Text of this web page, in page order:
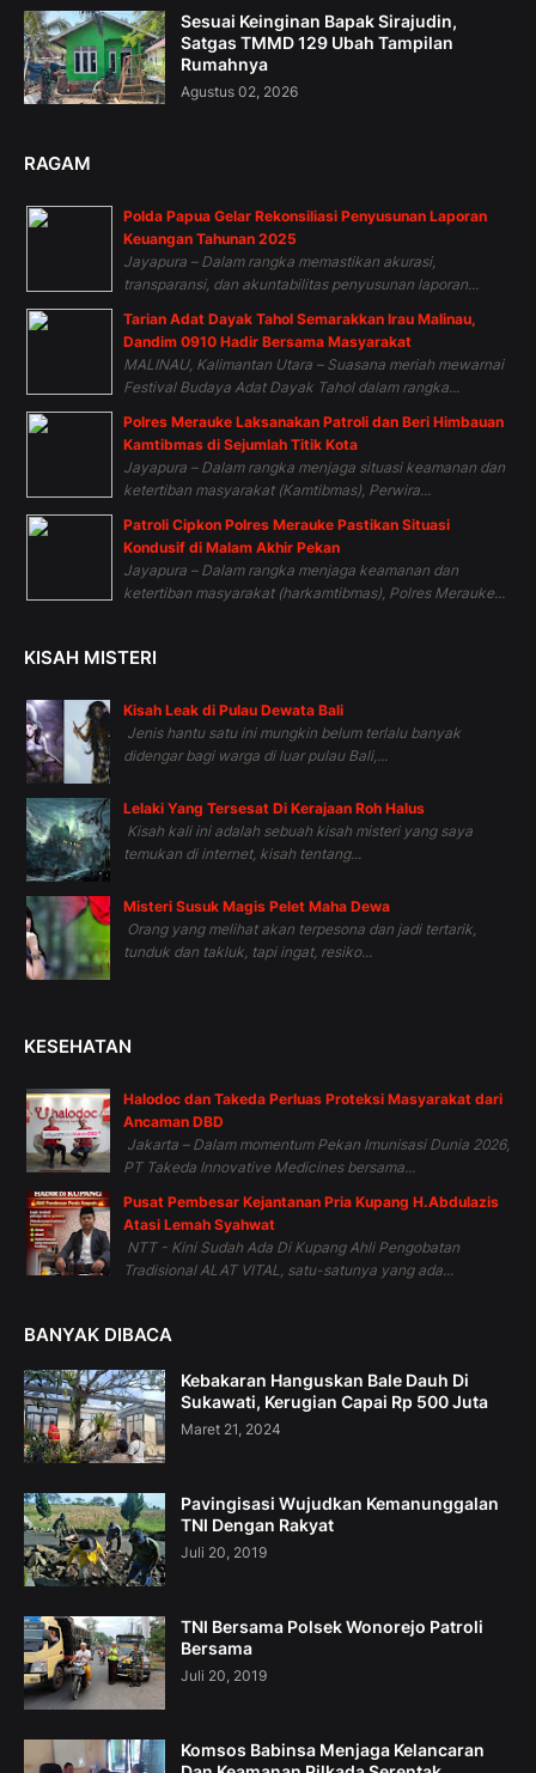
Sesuai Keinginan Bapak Sirajudin,
Satgas TMMD 129 Ubah Tampilan
Rumahnya
Agustus 02, 2026
RAGAM
Polda Papua Gelar Rekonsiliasi Penyusunan Laporan
Keuangan Tahunan 2025
Jayapura – Dalam rangka memastikan akurasi,
transparansi, dan akuntabilitas penyusunan laporan...
Tarian Adat Dayak Tahol Semarakkan Irau Malinau,
Dandim 0910 Hadir Bersama Masyarakat
MALINAU, Kalimantan Utara – Suasana meriah mewarnai
Festival Budaya Adat Dayak Tahol dalam rangka...
Polres Merauke Laksanakan Patroli dan Beri Himbauan
Kamtibmas di Sejumlah Titik Kota
Jayapura – Dalam rangka menjaga situasi keamanan dan
ketertiban masyarakat (Kamtibmas), Perwira...
Patroli Cipkon Polres Merauke Pastikan Situasi
Kondusif di Malam Akhir Pekan
Jayapura – Dalam rangka menjaga keamanan dan
ketertiban masyarakat (harkamtibmas), Polres Merauke...
KISAH MISTERI
Kisah Leak di Pulau Dewata Bali
Jenis hantu satu ini mungkin belum terlalu banyak
didengar bagi warga di luar pulau Bali,...
Lelaki Yang Tersesat Di Kerajaan Roh Halus
Kisah kali ini adalah sebuah kisah misteri yang saya
temukan di internet, kisah tentang...
Misteri Susuk Magis Pelet Maha Dewa
Orang yang melihat akan terpesona dan jadi tertarik,
tunduk dan takluk, tapi ingat, resiko...
KESEHATAN
Halodoc dan Takeda Perluas Proteksi Masyarakat dari
Ancaman DBD
Jakarta – Dalam momentum Pekan Imunisasi Dunia 2026,
PT Takeda Innovative Medicines bersama...
Pusat Pembesar Kejantanan Pria Kupang H.Abdulazis
Atasi Lemah Syahwat
NTT - Kini Sudah Ada Di Kupang Ahli Pengobatan
Tradisional ALAT VITAL, satu-satunya yang ada...
BANYAK DIBACA
Kebakaran Hanguskan Bale Dauh Di
Sukawati, Kerugian Capai Rp 500 Juta
Maret 21, 2024
Pavingisasi Wujudkan Kemanunggalan
TNI Dengan Rakyat
Juli 20, 2019
TNI Bersama Polsek Wonorejo Patroli
Bersama
Juli 20, 2019
Komsos Babinsa Menjaga Kelancaran